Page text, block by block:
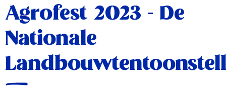
Agrofest 2023 - De
Nationale